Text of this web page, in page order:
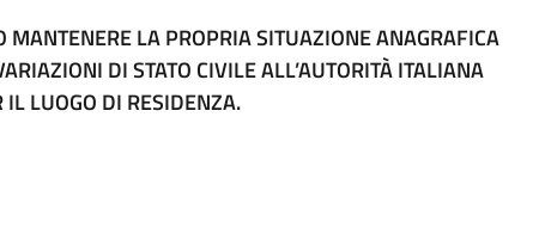
MANTENERE LA PROPRIA SITUAZIONE ANAGRAFICA
DI STATO CIVILE ALL’AUTORITÀ ITALIANA
LUOGO DI RESIDENZA.